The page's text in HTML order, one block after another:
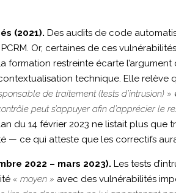
(2021). Des audits de code
Or, certaines de ces
formation restreinte écarte
technique. Elle relève
de traitement (tests d’intrusion) »
peut s’appuyer afin d’apprécier le
du 14 février 2023 ne listait plus
— ce qui atteste que les correctifs
2022 – mars 2023). Les tests
« moyen » avec des vulnérabilités